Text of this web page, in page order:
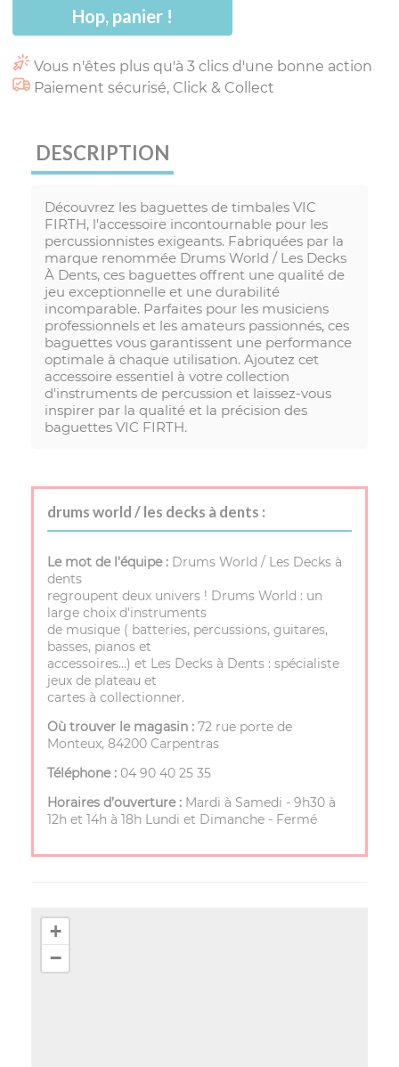
Hop, panier !
Vous n'êtes plus qu'à 3 clics d'une bonne action
Paiement sécurisé, Click & Collect
DESCRIPTION
Découvrez les baguettes de timbales VIC
FIRTH, l'accessoire incontournable pour les
percussionnistes exigeants. Fabriquées par la
marque renommée Drums World / Les Decks
À Dents, ces baguettes offrent une qualité de
jeu exceptionnelle et une durabilité
incomparable. Parfaites pour les musiciens
professionnels et les amateurs passionnés, ces
baguettes vous garantissent une performance
optimale à chaque utilisation. Ajoutez cet
accessoire essentiel à votre collection
d'instruments de percussion et laissez-vous
inspirer par la qualité et la précision des
baguettes VIC FIRTH.
drums world / les decks à dents :
Le mot de l’équipe : Drums World / Les Decks à
dents
regroupent deux univers ! Drums World : un
large choix d'instruments
de musique ( batteries, percussions, guitares,
basses, pianos et
accessoires…) et Les Decks à Dents : spécialiste
jeux de plateau et
cartes à collectionner.
Où trouver le magasin : 72 rue porte de
Monteux, 84200 Carpentras
Téléphone : 04 90 40 25 35
Horaires d’ouverture : Mardi à Samedi - 9h30 à
12h et 14h à 18h Lundi et Dimanche - Fermé
+
−